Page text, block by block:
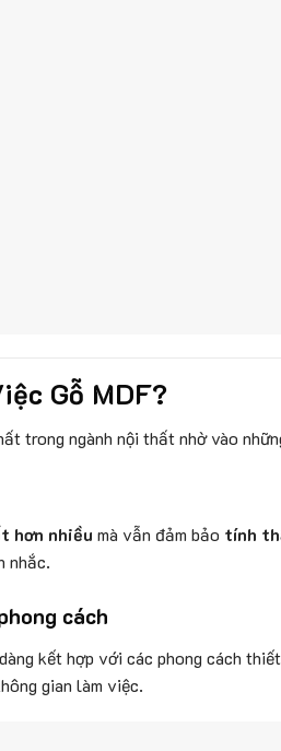
Gỗ MDF?
trong ngành nội thất nhờ vào
hơn nhiều mà vẫn đảm bảo tính
nhắc.
cách
kết hợp với các phong cách
gian làm việc.